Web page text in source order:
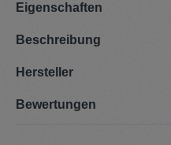
Eigenschaften
Beschreibung
Hersteller
Bewertungen